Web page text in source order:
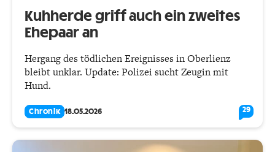
Kuhherde griff auch ein zweites
Ehepaar an
Hergang des tödlichen Ereignisses in Oberlienz
bleibt unklar. Update: Polizei sucht Zeugin mit
Hund.
Chronik 18.05.2026 29